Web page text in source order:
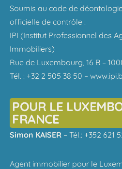
Soumis au code de
officielle de contrôle :
IPI (Institut Professionnel des
Immobiliers)
Rue de Luxembourg, 16 B –
Tél. : +32 2 505 38 50 –
POUR LE
FRANCE
Simon KAISER – Tél.: +352 621
Agent immobilier pour le